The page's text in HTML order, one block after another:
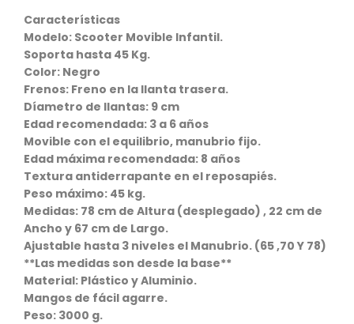
Características
Modelo: Scooter Movible Infantil.
Soporta hasta 45 Kg.
Color: Negro
Frenos: Freno en la llanta trasera.
Díametro de llantas: 9 cm
Edad recomendada: 3 a 6 años
Movible con el equilibrio, manubrio fijo.
Edad máxima recomendada: 8 años
Textura antiderrapante en el reposapiés.
Peso máximo: 45 kg.
Medidas: 78 cm de Altura (desplegado) , 22 cm de
Ancho y 67 cm de Largo.
Ajustable hasta 3 niveles el Manubrio. (65 ,70 Y 78)
**Las medidas son desde la base**
Material: Plástico y Aluminio.
Mangos de fácil agarre.
Peso: 3000 g.